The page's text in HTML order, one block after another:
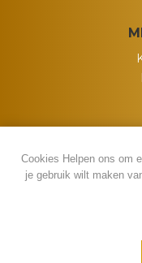
Cookies Helpen ons om
je gebruik wilt maken